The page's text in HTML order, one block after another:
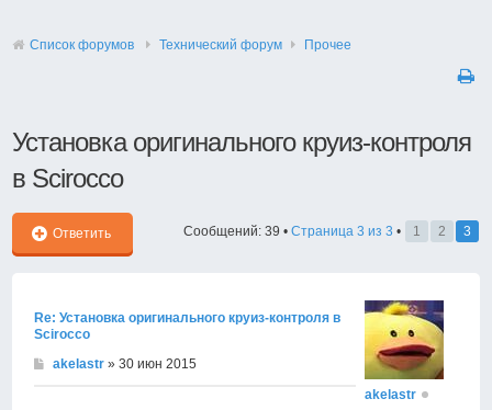
Список форумов Технический форyм Прочее
Установка оригинального круиз-контроля
в Scirocco
Ответить Сообщений: 39 • Страница 3 из 3 • 1 2 3
Re: Установка оригинального круиз-контроля в
Scirocco
akelastr » 30 июн 2015
akelastr